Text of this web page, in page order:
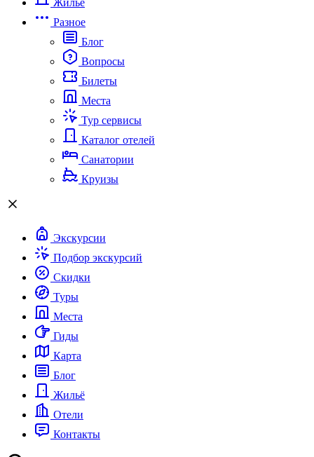
Жильё
Разное
Блог
Вопросы
Билеты
Места
Тур сервисы
Каталог отелей
Санатории
Круизы
Экскурсии
Подбор экскурсий
Скидки
Туры
Места
Гиды
Карта
Блог
Жильё
Отели
Контакты